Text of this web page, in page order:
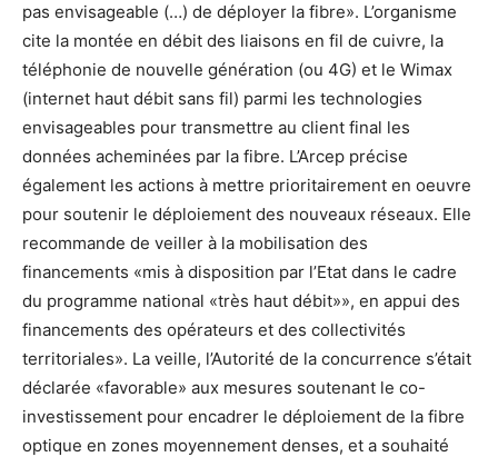
pas envisageable (…) de déployer la fibre». L’organisme
cite la montée en débit des liaisons en fil de cuivre, la
téléphonie de nouvelle génération (ou 4G) et le Wimax
(internet haut débit sans fil) parmi les technologies
envisageables pour transmettre au client final les
données acheminées par la fibre. L’Arcep précise
également les actions à mettre prioritairement en oeuvre
pour soutenir le déploiement des nouveaux réseaux. Elle
recommande de veiller à la mobilisation des
financements «mis à disposition par l’Etat dans le cadre
du programme national «très haut débit»», en appui des
financements des opérateurs et des collectivités
territoriales». La veille, l’Autorité de la concurrence s’était
déclarée «favorable» aux mesures soutenant le co-
investissement pour encadrer le déploiement de la fibre
optique en zones moyennement denses, et a souhaité